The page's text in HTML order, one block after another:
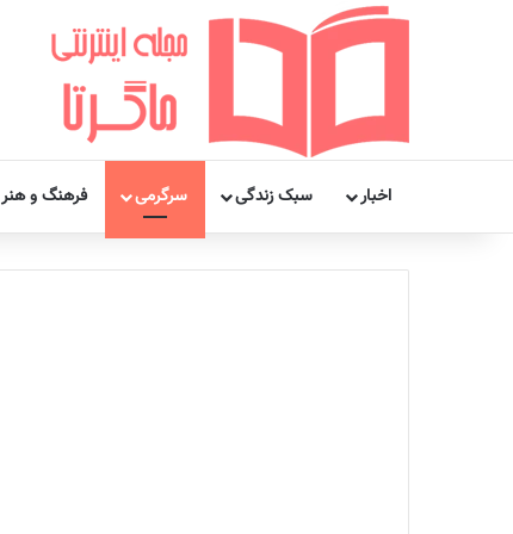
اخبار سبک زندگی سرگرمی فرهنگ و هنر